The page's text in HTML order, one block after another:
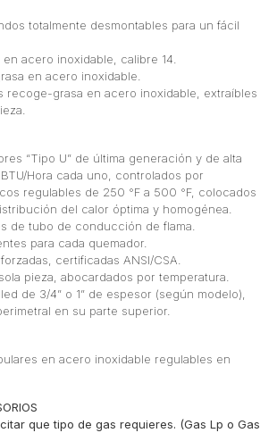
totalmente desmontables para un fácil
acero inoxidable, calibre 14.
en acero inoxidable.
recoge-grasa en acero inoxidable, extraíbles
“Tipo U” de última generación y de alta
Hora cada uno, controlados por
regulables de 250 °F a 500 °F, colocados
del calor óptima y homogénea.
de tubo de conducción de flama.
para cada quemador.
certificadas ANSI/CSA.
pieza, abocardados por temperatura.
de 3/4” o 1” de espesor (según modelo),
en su parte superior.
en acero inoxidable regulables en
que tipo de gas requieres. (Gas Lp o Gas